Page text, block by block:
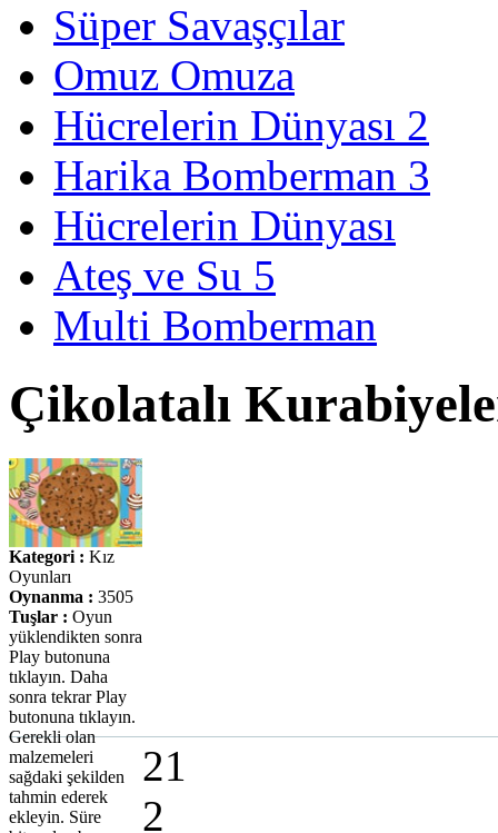
Süper Savaşçılar
Omuz Omuza
Hücrelerin Dünyası 2
Harika Bomberman 3
Hücrelerin Dünyası
Ateş ve Su 5
Multi Bomberman
Çikolatalı
Kategori : Kız
Oyunları
Oynanma : 3505
Tuşlar : Oyun
yüklendikten sonra
Play butonuna
tıklayın. Daha
sonra tekrar Play
butonuna tıklayın.
Gerekli olan
malzemeleri
sağdaki şekilden
tahmin ederek
ekleyin. Süre
21
2